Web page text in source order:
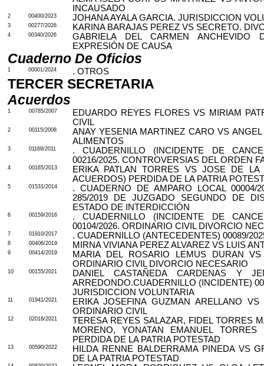
INCAUSADO
2 00400/2023 JOHANA AYALA GARCIA. JURISDICCION
3 00277/2026 KARINA BARAJAS PEREZ VS SECRETO.
4 00340/2026
GABRIELA DEL CARMEN ANCHEVIDO
EXPRESIÓN DE CAUSA
Cuaderno De Oficios
1 00001/2024 . OTROS
TERCER SECRETARIA
Acuerdos
1 00785/2007
EDUARDO REYES FLORES VS MIRIAM
CIVIL
2 00115/2008
ANAY YESENIA MARTINEZ CARO VS
ALIMENTOS
3 01169/2011
. CUADERNILLO (INCIDENTE DE
00216/2025. CONTROVERSIAS DEL ORDEN
4 00165/2013
ERIKA PATLAN TORRES VS JOSE DE LA
ACUERDOS) PERDIDA DE LA PATRIA
5 01531/2014
. CUADERNO DE AMPARO LOCAL 00004/
285/2019 DE JUZGADO SEGUNDO DE
ESTADO DE INTERDICCIÓN
6 00159/2016
. CUADERNILLO (INCIDENTE DE
00104/2026. ORDINARIO CIVIL DIVORCIO
7 01910/2017 . CUADERNILLO (ANTECEDENTES) 00089/
8 00406/2019 MIRNA VIVIANA PEREZ ALVAREZ VS LUIS
9 00414/2019
MARIA DEL ROSARIO LEMUS DURAN
ORDINARIO CIVIL DIVORCIO NECESARIO
10 00155/2021
DANIEL CASTAÑEDA CARDENAS Y
ARREDONDO.CUADERNILLO (INCIDENTE)
JURISDICCION VOLUNTARIA
11 01941/2021
ERIKA JOSEFINA GUZMAN ARELLANO
ORDINARIO CIVIL
12 02016/2021
TERESA REYES SALAZAR, FIDEL TORRES
MORENO, YONATAN EMANUEL
PERDIDA DE LA PATRIA POTESTAD
13 00590/2022
HILDA RENNE BALDERRAMA PINEDA VS
DE LA PATRIA POTESTAD